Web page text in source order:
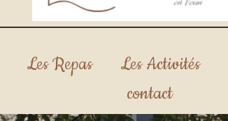
Les Repas Les Activités
contact